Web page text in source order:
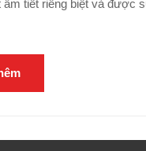
âm tiết riêng biệt và được